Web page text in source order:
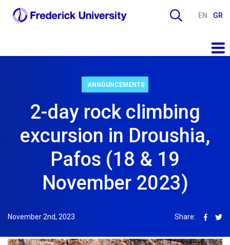
EN GR
ANNOUNCEMENTS
2-day rock climbing
excursion in Droushia,
Pafos (18 & 19
November 2023)
November 2nd, 2023 Share: